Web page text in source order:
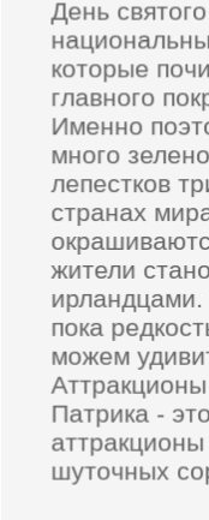
День
которые
главного
Именно
много
лепестков
странах
жители
ирландцами.
пока
можем
Патрика -
шуточных